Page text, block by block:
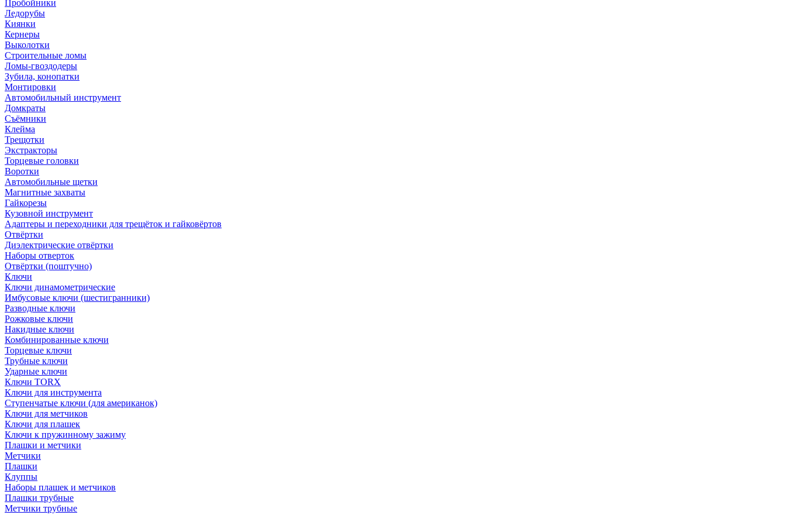
Пробойники
Ледорубы
Киянки
Кернеры
Выколотки
Строительные ломы
Ломы-гвоздодеры
Зубила, конопатки
Монтировки
Автомобильный инструмент
Домкраты
Съёмники
Клейма
Трещотки
Экстракторы
Торцевые головки
Воротки
Автомобильные щетки
Магнитные захваты
Гайкорезы
Кузовной инструмент
Адаптеры и переходники для трещёток и гайковёртов
Отвёртки
Диэлектрические отвёртки
Наборы отверток
Отвёртки (поштучно)
Ключи
Ключи динамометрические
Имбусовые ключи (шестигранники)
Разводные ключи
Рожковые ключи
Накидные ключи
Комбинированные ключи
Торцевые ключи
Трубные ключи
Ударные ключи
Ключи TORX
Ключи для инструмента
Ступенчатые ключи (для американок)
Ключи для метчиков
Ключи для плашек
Ключи к пружинному зажиму
Плашки и метчики
Метчики
Плашки
Клуппы
Наборы плашек и метчиков
Плашки трубные
Метчики трубные